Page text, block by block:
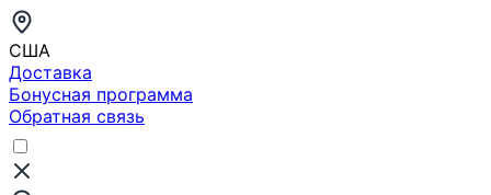
США
Доставка
Бонусная программа
Обратная связь